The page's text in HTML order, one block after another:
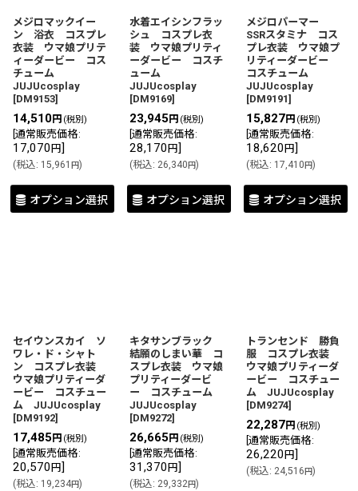
メジロマックイー
ン 浴衣 コスプレ
衣装 ウマ娘プリテ
ィーダービー コス
チューム
JUJUcosplay
[DM9153]
14,510円 (税別)
通常販売価格:
17,070 円]
(税込: 15,961 円)
オプション選択
水着エイシンフラッ
シュ コスプレ衣
装 ウマ娘プリティ
ーダービー コスチ
ューム
JUJUcosplay
[DM9169]
23,945 円 (税別)
通常販売価格:
28,170 円]
(税込: 26,340円)
オプション選択
メジロパーマー
SSRスタミナ コス
プレ衣装 ウマ娘プ
リティーダービー
コスチューム
JUJUcosplay
[DM9191]
15,827円 (税別)
通常販売価格:
18,620 円]
(税込: 17,410円)
オプション選択
セイウンスカイ ソ
ワレ・ド・シャト
ン コスプレ衣装
ウマ娘プリティーダ
ービー コスチュー
ム JUJUcosplay
[DM9192]
17,485 円 (税別)
通常販売価格:
20,570 円]
(税込: 19,234円)
キタサンブラック
結願のしまい華 コ
スプレ衣装 ウマ娘
プリティーダービ
ー コスチューム
JUJUcosplay
[DM9272]
26,665 円 (税別)
通常販売価格:
31,370 円]
(税込: 29,332円)
トランセンド 勝負
服 コスプレ衣装
ウマ娘プリティーダ
ービー コスチュー
ム JUJUcosplay
[DM9274]
22,287円 (税別)
通常販売価格:
26,220 円]
(税込: 24,516円)